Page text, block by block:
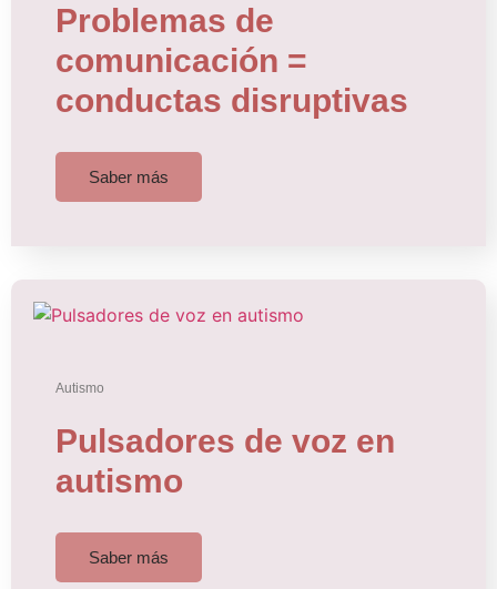
Problemas de
comunicación =
conductas disruptivas
Saber más
Autismo
Pulsadores de voz en
autismo
Saber más